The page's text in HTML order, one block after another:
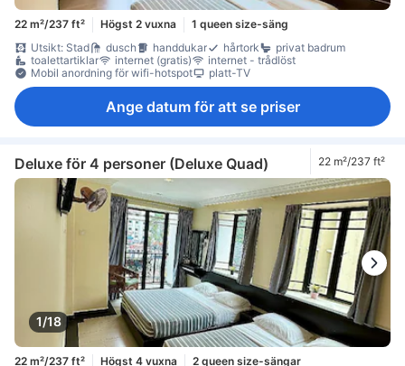
22 m²/237 ft² Högst 2 vuxna
1 queen size-säng
Utsikt: Stad
dusch handdukar hårtork
privat badrum
toalettartiklar
internet (gratis)
internet - trådlöst
Mobil anordning för wifi-hotspot
platt-TV
Ange datum för att se priser
Deluxe för 4 personer (Deluxe Quad) 22 m²/237 ft²
1/18
22 m²/237 ft² Högst 4 vuxna
2 queen size-sängar